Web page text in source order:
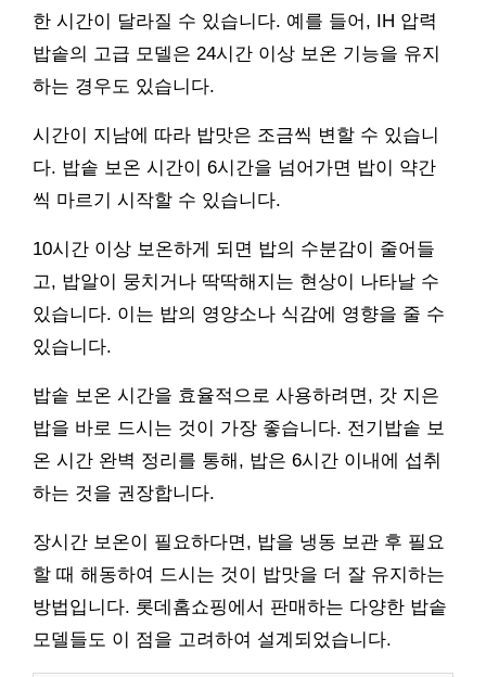
한 시간이 달라질 수 있습니다. 예를 들어, IH 압력
밥솥의 고급 모델은 24시간 이상 보온 기능을 유지
하는 경우도 있습니다.
시간이 지남에 따라 밥맛은 조금씩 변할 수 있습니
다. 밥솥 보온 시간이 6시간을 넘어가면 밥이 약간
씩 마르기 시작할 수 있습니다.
10시간 이상 보온하게 되면 밥의 수분감이 줄어들
고, 밥알이 뭉치거나 딱딱해지는 현상이 나타날 수
있습니다. 이는 밥의 영양소나 식감에 영향을 줄 수
있습니다.
밥솥 보온 시간을 효율적으로 사용하려면, 갓 지은
밥을 바로 드시는 것이 가장 좋습니다. 전기밥솥 보
온 시간 완벽 정리를 통해, 밥은 6시간 이내에 섭취
하는 것을 권장합니다.
장시간 보온이 필요하다면, 밥을 냉동 보관 후 필요
할 때 해동하여 드시는 것이 밥맛을 더 잘 유지하는
방법입니다. 롯데홈쇼핑에서 판매하는 다양한 밥솥
모델들도 이 점을 고려하여 설계되었습니다.